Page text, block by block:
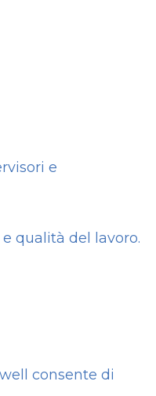
e
qualità del lavoro.
consente di